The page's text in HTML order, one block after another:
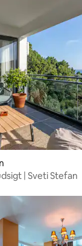
| Sveti Stefan